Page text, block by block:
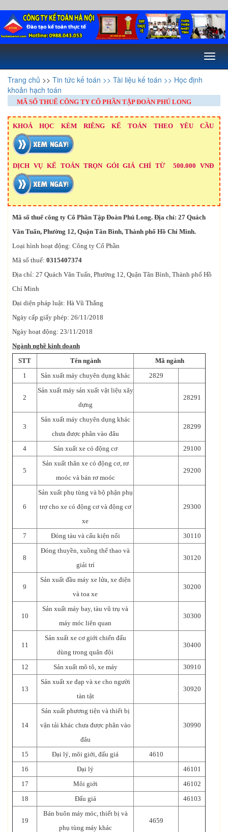
Toggle
Trang chủ >> Tin tức kế toán >> Tài liệu kế toán >> Học định
khoản hạch toán
MÃ SỐ THUẾ CÔNG TY CỔ PHẦN TẬP ĐOÀN PHÚ LONG
KHOÁ HỌC KÈM RIÊNG KẾ TOÁN THEO YÊU CẦU
DỊCH VỤ KẾ TOÁN TRỌN GÓI GIÁ CHỈ TỪ 500.000 VNĐ
Mã số thuế công ty Cổ Phần Tập Đoàn Phú Long. Địa chỉ: 27 Quách
Văn Tuấn, Phường 12, Quận Tân Bình, Thành phố Hồ Chí Minh.
Loại hình hoạt động: Công ty Cổ Phần
Mã số thuế: 0315407374
Địa chỉ: 27 Quách Văn Tuấn, Phường 12, Quận Tân Bình, Thành phố Hồ
Chí Minh
Đại diện pháp luật: Hà Vũ Thắng
Ngày cấp giấy phép: 26/11/2018
Ngày hoạt động: 23/11/2018
Ngành nghề kinh doanh
STT
Tên ngành
Mã ngành
1
Sản xuất máy chuyên dụng khác 2829
2
Sản xuất máy sản xuất vật liệu xây
dựng
28291
3
Sản xuất máy chuyên dụng khác
chưa được phân vào đâu
28299
4 Sản xuất xe có động cơ 29100
5
Sản xuất thân xe có động cơ, rơ
moóc và bán rơ moóc
29200
6
Sản xuất phụ tùng và bộ phận phụ
trợ cho xe có động cơ và động cơ
xe
29300
7 Đóng tàu và cấu kiện nổi 30110
8
Đóng thuyền, xuồng thể thao và
giải trí
30120
9
Sản xuất đầu máy xe lửa, xe điện
và toa xe
30200
10
Sản xuất máy bay, tàu vũ trụ và
máy móc liên quan
30300
11
Sản xuất xe cơ giới chiến đấu
dùng trong quân đội
30400
12 Sản xuất mô tô, xe máy 30910
13
Sản xuất xe đạp và xe cho người
tàn tật
30920
14
Sản xuất phương tiện và thiết bị
vận tải khác chưa được phân vào
đâu
30990
15 Đại lý, môi giới, đấu giá
4610
16
Đại lý
46101
17
Môi giới
46102
18
Đấu giá 46103
19
Bán buôn máy móc, thiết bị và
phụ tùng máy khác
4659